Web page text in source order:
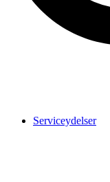
Serviceydelser